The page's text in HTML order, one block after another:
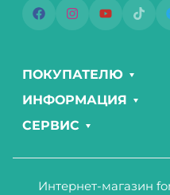
ПОКУПАТЕЛЮ
ИНФОРМАЦИЯ
СЕРВИС
Интернет-магазин